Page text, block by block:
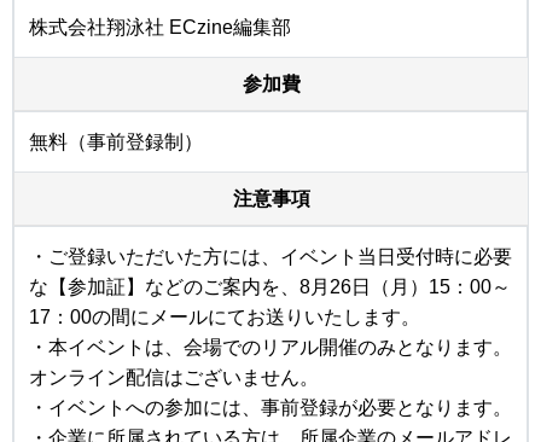
株式会社翔泳社 ECzine編集部
参加費
無料（事前登録制）
注意事項
・ご登録いただいた方には、イベント当日受付時に必要
な【参加証】などのご案内を、8月26日（月）15：00～
17：00の間にメールにてお送りいたします。
・本イベントは、会場でのリアル開催のみとなります。
オンライン配信はございません。
・イベントへの参加には、事前登録が必要となります。
・企業に所属されている方は、所属企業のメールアドレ